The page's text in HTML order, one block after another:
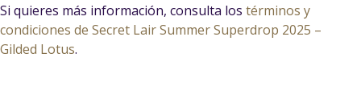
Si quieres más información, consulta los términos y
condiciones de Secret Lair Summer Superdrop 2025 –
Gilded Lotus.